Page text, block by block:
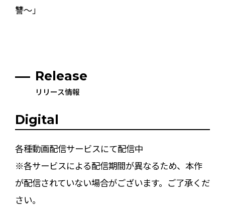
讐～」
Release
リリース情報
Digital
各種動画配信サービスにて配信中
※各サービスによる配信期間が異なるため、本作
が配信されていない場合がございます。ご了承くだ
さい。